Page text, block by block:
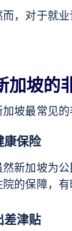
而，对于就
加坡的
加坡最常见的
康保险
然新加坡为
院的保障，
差津贴